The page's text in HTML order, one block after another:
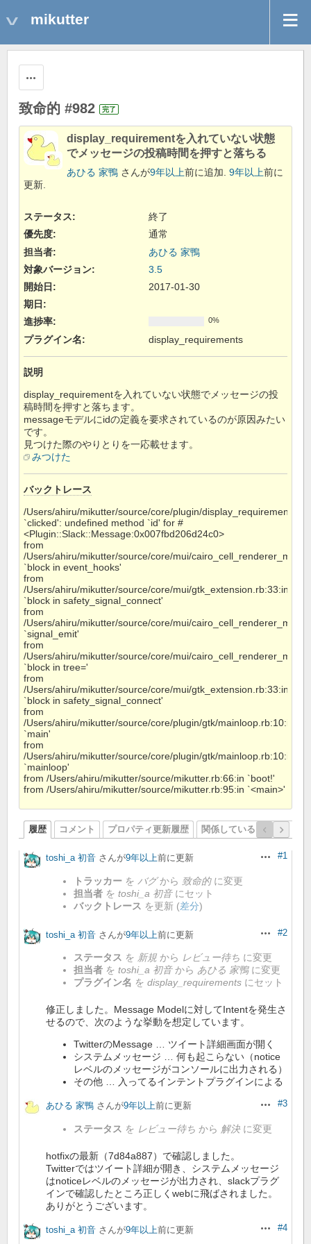
mikutter
致命的 #982 完了
display_requirementを入れていない状態
でメッセージの投稿時間を押すと落ちる
あひる 家鴨 さんが9年以上前に追加. 9年以上前に
更新.
ステータス:
終了
優先度:
通常
担当者:
あひる 家鴨
対象バージョン:
3.5
開始日:
2017-01-30
期日:
進捗率:
0%
プラグイン名: display_requirements
説明
display_requirementを入れていない状態でメッセージの投
稿時間を押すと落ちます。
messageモデルにidの定義を要求されているのが原因みたい
です。
見つけた際のやりとりを一応載せます。
みつけた
バックトレース
/Users/ahiru/mikutter/source/core/plugin/display_requirements/
`clicked': undefined method `id' for #
<Plugin::Slack::Message:0x007fbd206d24c0>
from
/Users/ahiru/mikutter/source/core/mui/
`block in event_hooks'
from
/Users/ahiru/mikutter/source/core/mui/gtk_extension.rb:33:in
`block in safety_signal_connect'
from
/Users/ahiru/mikutter/source/core/mui/
`signal_emit'
from
/Users/ahiru/mikutter/source/core/mui/
`block in tree='
from
/Users/ahiru/mikutter/source/core/mui/gtk_extension.rb:33:in
`block in safety_signal_connect'
from
/Users/ahiru/mikutter/source/core/plugin/gtk/mainloop.rb:10:in
`main'
from
/Users/ahiru/mikutter/source/core/plugin/gtk/mainloop.rb:10:in
`mainloop'
from /Users/ahiru/mikutter/source/mikutter.rb:66:in `boot!'
from /Users/ahiru/mikutter/source/mikutter.rb:95:in `<main>'
履歴 コメント プロパティ更新履歴 関係しているリビジョン
操作#1
toshi_a 初音 さんが9年以上前に更新
トラッカー を バグから 致命的に変更
担当者 を toshi_a 初音にセット
バックトレース を更新 (差分)
操作#2
toshi_a 初音 さんが9年以上前に更新
ステータス を 新規 から レビュー待ち に変更
担当者 を toshi_a 初音から あひる 家鴨に変更
プラグイン名 を display_requirements にセット
修正しました。Message Modelに対してIntentを発生さ
せるので、次のような挙動を想定しています。
TwitterのMessage … ツイート詳細画面が開く
システムメッセージ … 何も起こらない（notice
レベルのメッセージがコンソールに出力される）
その他 … 入ってるインテントプラグインによる
操作#3
あひる 家鴨 さんが9年以上前に更新
ステータス を レビュー待ち から 解決に変更
hotfixの最新（7d84a887）で確認しました。
Twitterではツイート詳細が開き、システムメッセージ
はnoticeレベルのメッセージが出力され、slackプラグ
インで確認したところ正しくwebに飛ばされました。
ありがとうございます。
操作#4
toshi_a 初音 さんが9年以上前に更新